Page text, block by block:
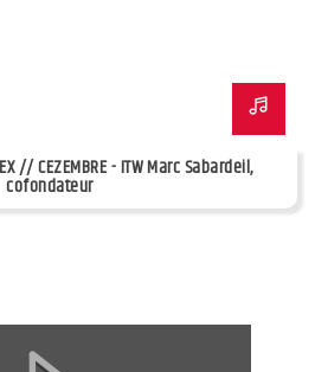
// CEZEMBRE - ITW Marc Sabardeil,
cofondateur